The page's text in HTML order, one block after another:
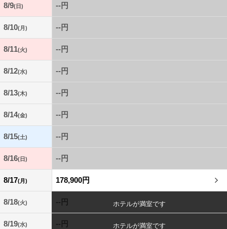
8/9(日) --円
8/10(月) --円
8/11(火) --円
8/12(水) --円
8/13(木) --円
8/14(金) --円
8/15(土) --円
8/16(日) --円
8/17(月) 178,900円
8/18(火) --円
8/19(水) --円